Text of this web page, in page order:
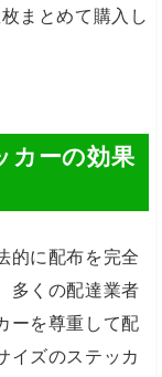
まとめて購入し
カーの効果
的に配布を完全
多くの配達業者
ーを尊重して配
イズのステッカ